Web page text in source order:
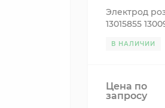
Электрод
13015855
В НАЛИЧИИ
Цена по
запросу